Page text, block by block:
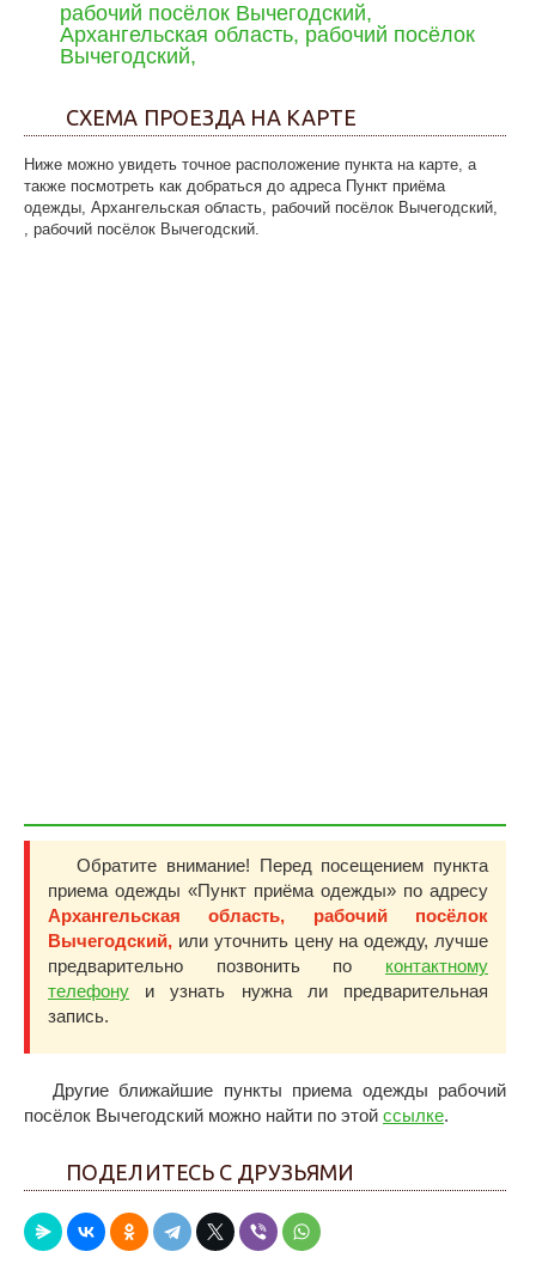
рабочий посёлок Вычегодский,
Архангельская область, рабочий посёлок
Вычегодский,
СХЕМА ПРОЕЗДА НА КАРТЕ
Ниже можно увидеть точное расположение пункта на карте, а
также посмотреть как добраться до адреса Пункт приёма
одежды, Архангельская область, рабочий посёлок Вычегодский,
, рабочий посёлок Вычегодский.
Обратите внимание! Перед посещением пункта
приема одежды «Пункт приёма одежды» по адресу
Архангельская область, рабочий посёлок
Вычегодский, или уточнить цену на одежду, лучше
предварительно позвонить по контактному
телефону и узнать нужна ли предварительная
запись.
Другие ближайшие пункты приема одежды рабочий
посёлок Вычегодский можно найти по этой ссылке.
ПОДЕЛИТЕСЬ С ДРУЗЬЯМИ